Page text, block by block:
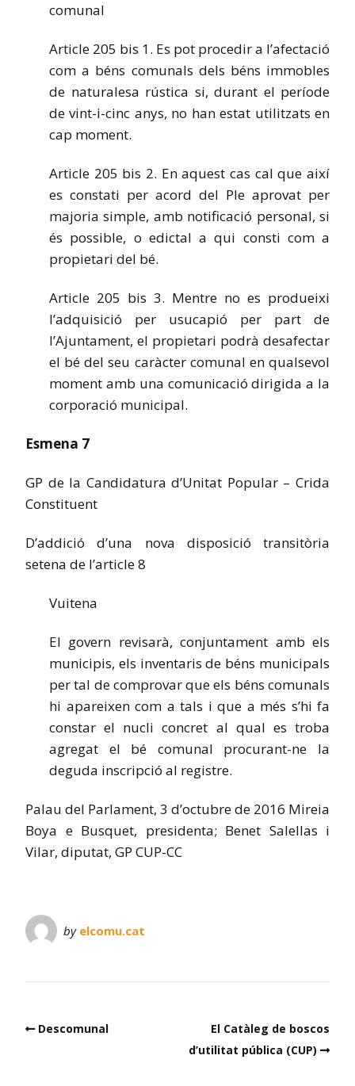
comunal
Article 205 bis 1. Es pot procedir a l’afectació
com a béns comunals dels béns immobles
de naturalesa rústica si, durant el període
de vint-i-cinc anys, no han estat utilitzats en
cap moment.
Article 205 bis 2. En aquest cas cal que així
es constati per acord del Ple aprovat per
majoria simple, amb notificació personal, si
és possible, o edictal a qui consti com a
propietari del bé.
Article 205 bis 3. Mentre no es produeixi
l’adquisició per usucapió per part de
l’Ajuntament, el propietari podrà desafectar
el bé del seu caràcter comunal en qualsevol
moment amb una comunicació dirigida a la
corporació municipal.
Esmena 7
GP de la Candidatura d’Unitat Popular – Crida
Constituent
D’addició d’una nova disposició transitòria
setena de l’article 8
Vuitena
El govern revisarà, conjuntament amb els
municipis, els inventaris de béns municipals
per tal de comprovar que els béns comunals
hi apareixen com a tals i que a més s’hi fa
constar el nucli concret al qual es troba
agregat el bé comunal procurant-ne la
deguda inscripció al registre.
Palau del Parlament, 3 d’octubre de 2016 Mireia
Boya e Busquet, presidenta; Benet Salellas i
Vilar, diputat, GP CUP-CC
by elcomu.cat
Descomunal
El Catàleg de boscos
d’utilitat pública (CUP)